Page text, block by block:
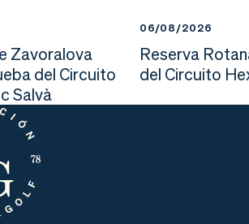
Zavoralova
del Circuito
Salvà
06/08/2026
Reserva
del Circuito